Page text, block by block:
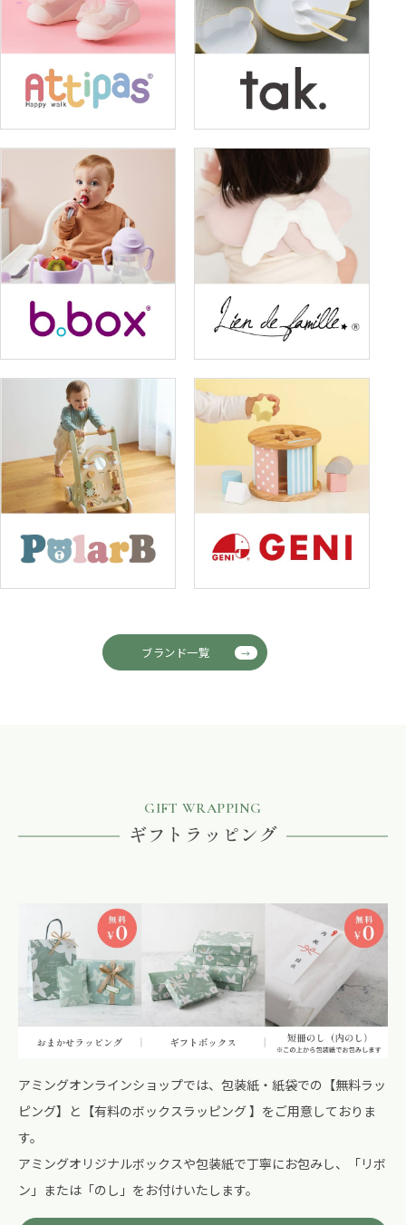
ブランド一覧
GIFT WRAPPING
ギフトラッピング
アミングオンラインショップでは、包装紙・紙袋での【無料ラッ
ピング】と【有料のボックスラッピング 】をご用意しておりま
す。
アミングオリジナルボックスや包装紙で丁寧にお包みし、「リボ
ン」または「のし」をお付けいたします。